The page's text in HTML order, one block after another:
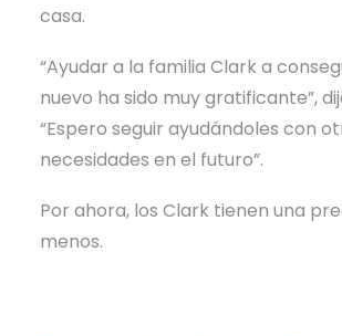
casa.
“Ayudar a la familia Clark a
nuevo ha sido muy gratificante”,
“Espero seguir ayudándoles con
necesidades en el futuro”.
Por ahora, los Clark tienen una
menos.